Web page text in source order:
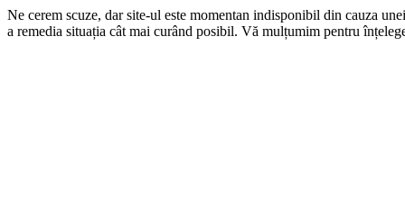
Ne cerem scuze, dar site-ul este momentan indisponibil din cauza
a remedia situația cât mai curând posibil. Vă mulțumim pentru